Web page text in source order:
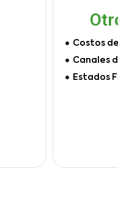
Costos
Canales
Estados